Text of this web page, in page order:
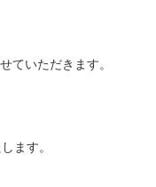
ていただきます。
ます。